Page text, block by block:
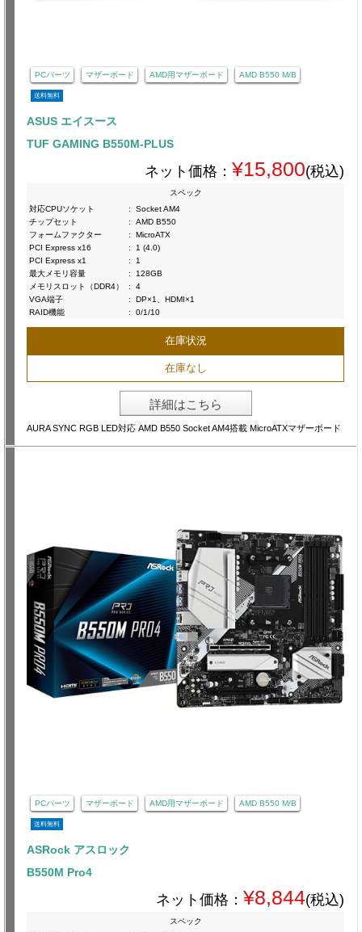
PCパーツ マザーボード AMD用マザーボード AMD B550 M/B
送料無料
ASUS エイスース
TUF GAMING B550M-PLUS
ネット価格： ¥15,800(税込)
スペック
対応CPUソケット
:
Socket AM4
チップセット
:
AMD B550
フォームファクター
:
MicroATX
PCI Express x16
:
1 (4.0)
PCI Express x1
:
1
最大メモリ容量
:
128GB
メモリスロット（DDR4）
:
4
VGA端子
:
DP×1、HDMI×1
RAID機能
: 0/1/10
在庫状況
在庫なし
詳細はこちら
AURA SYNC RGB LED対応 AMD B550 Socket AM4搭載 MicroATXマザーボード
PCパーツ マザーボード AMD用マザーボード AMD B550 M/B
送料無料
ASRock アスロック
B550M Pro4
ネット価格： ¥8,844(税込)
スペック